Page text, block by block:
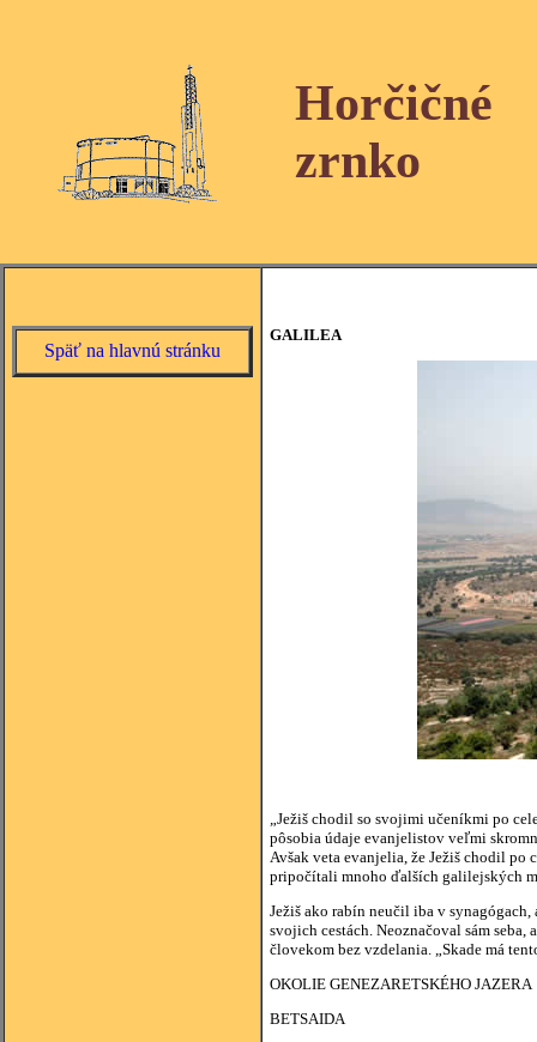
Horčičné
zrnko
Späť na hlavnú stránku
GALILEA
„Ježiš chodil so svojimi učeníkmi po
pôsobia údaje evanjelistov veľmi
Avšak veta evanjelia, že Ježiš chodil po
pripočítali mnoho ďalších galilejských
Ježiš ako rabín neučil iba v
svojich cestách. Neoznačoval sám
človekom bez vzdelania. „Skade má
OKOLIE GENEZARETSKÉHO JAZERA
BETSAIDA